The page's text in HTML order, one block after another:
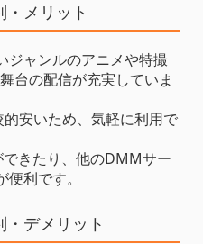
メリット
ジャンルのアニメや特撮
台の配信が充実していま
的安いため、気軽に利用で
きたり、他のDMMサー
利です。
デメリット